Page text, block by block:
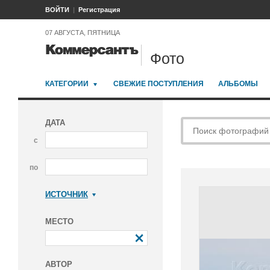
ВОЙТИ Регистрация
07 АВГУСТА, ПЯТНИЦА
Фото
КАТЕГОРИИ СВЕЖИЕ ПОСТУПЛЕНИЯ АЛЬБОМЫ
ДАТА
с
по
ИСТОЧНИК
МЕСТО
АВТОР